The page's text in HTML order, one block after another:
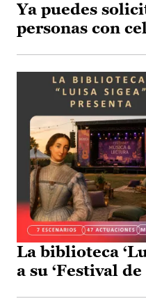
Ya puedes
personas con
La biblioteca
a su ‘Festival